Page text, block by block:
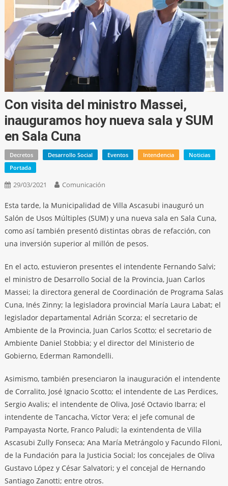
Con visita del ministro Massei,
inauguramos hoy nueva sala y SUM
en Sala Cuna
Decretos Desarrollo Social Eventos Intendencia
Noticias
Portada
29/03/2021 Comunicación
Esta tarde, la Municipalidad de Villa Ascasubi inauguró un
Salón de Usos Múltiples (SUM) y una nueva sala en Sala Cuna,
como así también presentó distintas obras de refacción, con
una inversión superior al millón de pesos.
En el acto, estuvieron presentes el intendente Fernando Salvi;
el ministro de Desarrollo Social de la Provincia, Juan Carlos
Massei; la directora general de Coordinación de Programa Salas
Cuna, Inés Zinny; la legisladora provincial María Laura Labat; el
legislador departamental Adrián Scorza; el secretario de
Ambiente de la Provincia, Juan Carlos Scotto; el secretario de
Ambiente Daniel Stobbia; y el director del Ministerio de
Gobierno, Ederman Ramondelli.
Asimismo, también presenciaron la inauguración el intendente
de Corralito, José Ignacio Scotto; el intendente de Las Perdices,
Sergio Avalis; el intendente de Oliva, José Octavio Ibarra; el
intendente de Tancacha, Víctor Vera; el jefe comunal de
Pampayasta Norte, Franco Paludi; la exintendenta de Villa
Ascasubi Zully Fonseca; Ana María Metrángolo y Facundo Filoni,
de la Fundación para la Justicia Social; los concejales de Oliva
Gustavo López y César Salvatori; y el concejal de Hernando
Santiago Zanotti; entre otros.